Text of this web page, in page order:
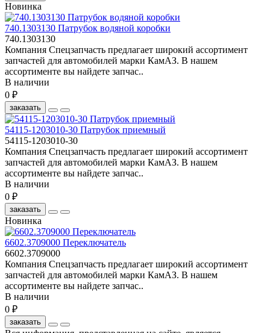
Новинка
740.1303130 Патрубок водяной коробки
740.1303130
Компания Спецзапчасть предлагает широкий ассортимент
запчастей для автомобилей марки КамАЗ. В нашем
ассортименте вы найдете запчас..
В наличии
0 ₽
заказать
54115-1203010-30 Патрубок приемный
54115-1203010-30
Компания Спецзапчасть предлагает широкий ассортимент
запчастей для автомобилей марки КамАЗ. В нашем
ассортименте вы найдете запчас..
В наличии
0 ₽
заказать
Новинка
6602.3709000 Переключатель
6602.3709000
Компания Спецзапчасть предлагает широкий ассортимент
запчастей для автомобилей марки КамАЗ. В нашем
ассортименте вы найдете запчас..
В наличии
0 ₽
заказать